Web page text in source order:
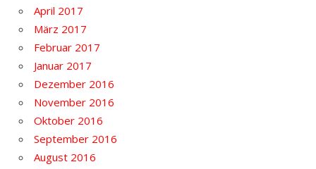
April 2017
März 2017
Februar 2017
Januar 2017
Dezember 2016
November 2016
Oktober 2016
September 2016
August 2016